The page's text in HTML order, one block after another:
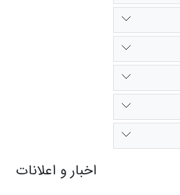
اخبار و اعلانات